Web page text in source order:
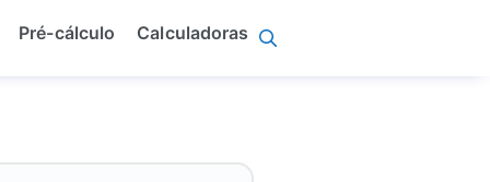
Pré-cálculo Calculadoras